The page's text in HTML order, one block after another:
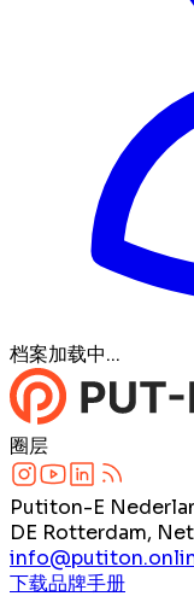
档案加载中...
圈层
Putiton-E
DE Rotterdam,
下载品牌手册